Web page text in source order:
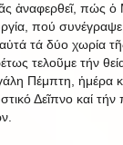
ἀναφερθεῖ, πώς ὁ
πού συνέγραψε,
τά δύο χωρία
τελοῦμε τήν
Πέμπτη, ἡμέρα
Δεῖπνο καί